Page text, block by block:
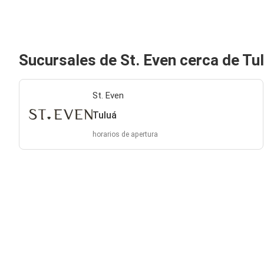
Sucursales de St. Even cerca de
St. Even
Tuluá
horarios de apertura